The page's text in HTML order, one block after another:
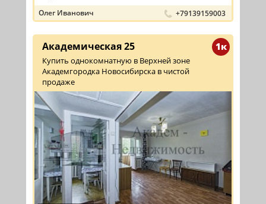
Олег Иванович +79139159003
1к
Академическая 25
Купить однокомнатную в Верхней зоне
Академгородка Новосибирска в чистой
продаже